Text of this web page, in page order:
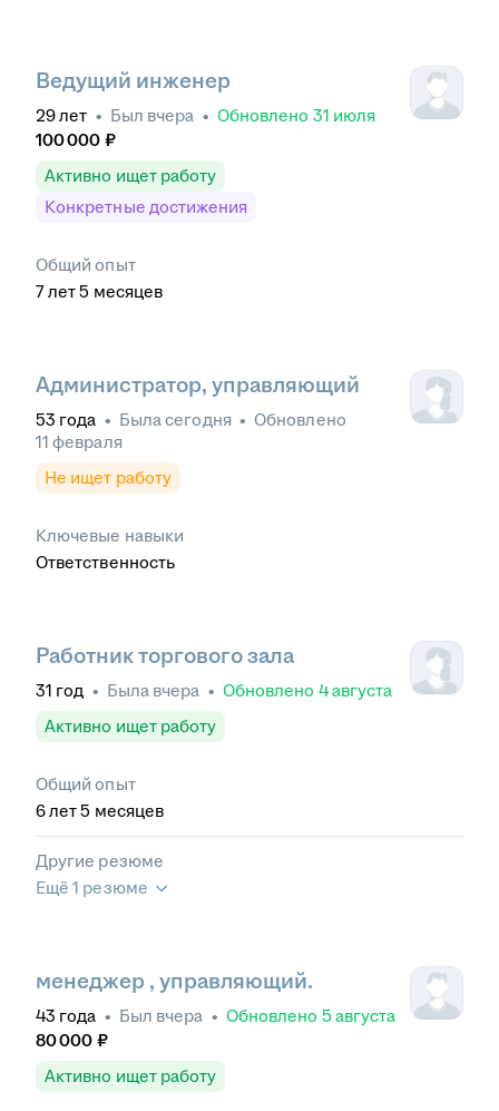
Ведущий инженер
29лет • Был вчера • Обновлено 31 июля
100 000 ₽
Активно ищет работу
Конкретные достижения
Общий опыт
7лет 5 месяцев
Администратор, управляющий
53 года • Быласегодня • Обновлено
11 февраля
Не ищет работу
Ключевые навыки
Ответственность
Работник торгового зала
31 год • Была вчера • Обновлено 4 августа
Активно ищет работу
Общий опыт
6лет 5 месяцев
Другие резюме
Ещё 1 резюме
менеджер , управляющий.
43 года • Был вчера • Обновлено 5 августа
80 000 ₽
Активно ищет работу